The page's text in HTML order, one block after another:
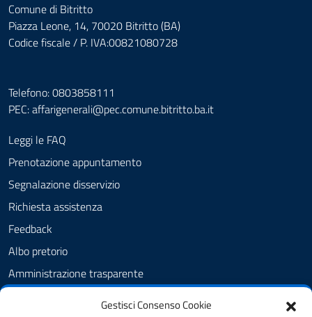
Gestisci Consenso Cookie
Comune di Bitritto
Piazza Leone, 14, 70020 Bitritto (BA)
Codice fiscale / P. IVA:00821080728
Telefono: 0803858111
PEC:affarigenerali@pec.comune.bitritto.ba.it
Leggi le FAQ
Prenotazione appuntamento
Segnalazione disservizio
Richiesta assistenza
Feedback
Albo pretorio
Amministrazione trasparente